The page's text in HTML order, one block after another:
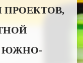
ПРОЕКТОВ,
ЮЖНО-